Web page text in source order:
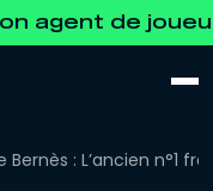
joueurs
Bernès : L’ancien n°1